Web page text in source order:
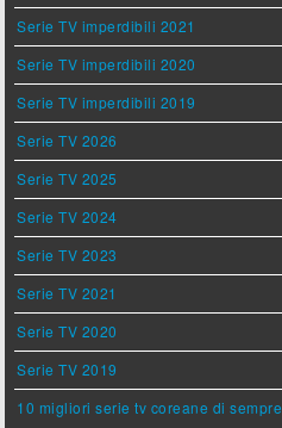
Serie TV imperdibili 2021
Serie TV imperdibili 2020
Serie TV imperdibili 2019
Serie TV 2026
Serie TV 2025
Serie TV 2024
Serie TV 2023
Serie TV 2021
Serie TV 2020
Serie TV 2019
10 migliori serie tv coreane di sempre